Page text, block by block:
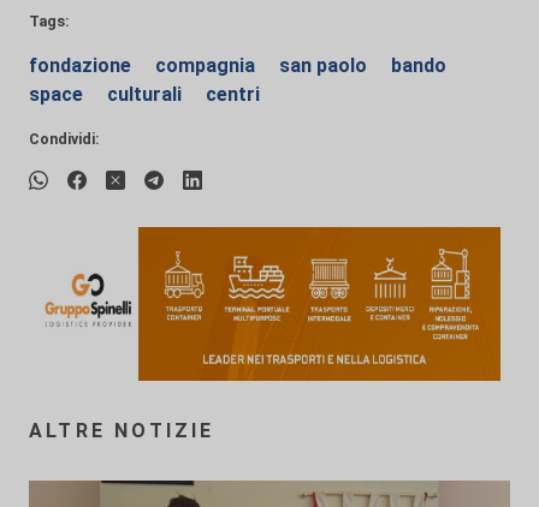
Tags:
fondazione compagnia san paolo
bando
space
culturali centri
Condividi:
ALTRE NOTIZIE